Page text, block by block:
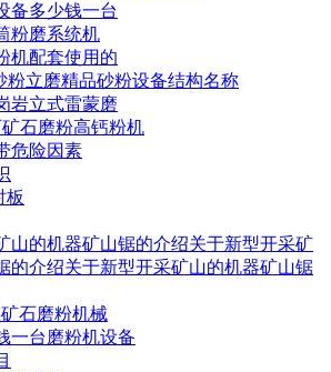
备多少钱一台
粉磨系统机
机配套使用的
粉立磨精品砂粉设备结构名称
岩立式雷蒙磨
石磨粉高钙粉机
危险因素
板
山的机器矿山锯的介绍关于新型开采矿
的介绍关于新型开采矿山的机器矿山锯
石磨粉机械
一台磨粉机设备